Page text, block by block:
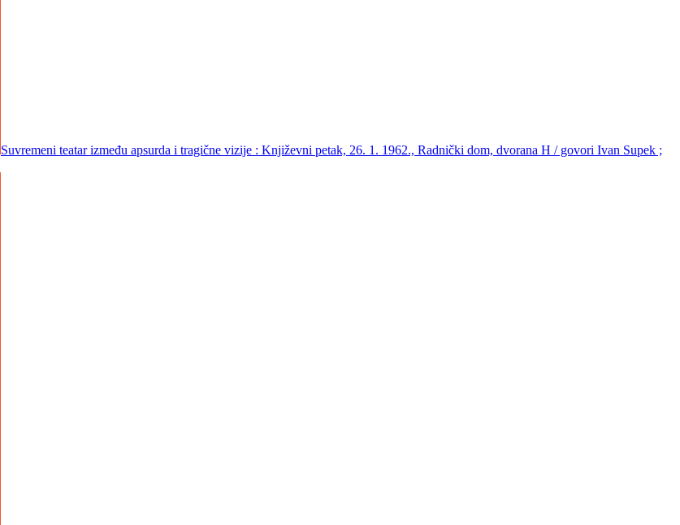
Suvremeni teatar između apsurda i tragične vizije : Književni petak, 26. 1. 1962., Radnički dom, dvorana H / govori Ivan Supek ;